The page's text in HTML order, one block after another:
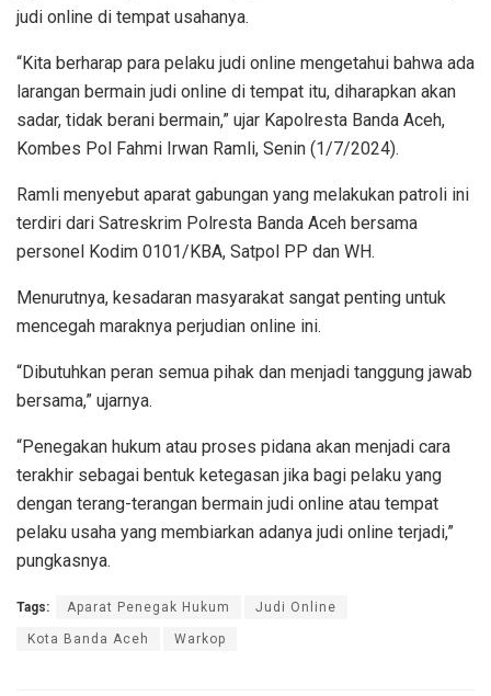
judi online di tempat usahanya.
“Kita berharap para pelaku judi online mengetahui bahwa ada
larangan bermain judi online di tempat itu, diharapkan akan
sadar, tidak berani bermain,” ujar Kapolresta Banda Aceh,
Kombes Pol Fahmi Irwan Ramli, Senin (1/7/2024).
Ramli menyebut aparat gabungan yang melakukan patroli ini
terdiri dari Satreskrim Polresta Banda Aceh bersama
personel Kodim 0101/KBA, Satpol PP dan WH.
Menurutnya, kesadaran masyarakat sangat penting untuk
mencegah maraknya perjudian online ini.
“Dibutuhkan peran semua pihak dan menjadi tanggung jawab
bersama,” ujarnya.
“Penegakan hukum atau proses pidana akan menjadi cara
terakhir sebagai bentuk ketegasan jika bagi pelaku yang
dengan terang-terangan bermain judi online atau tempat
pelaku usaha yang membiarkan adanya judi online terjadi,”
pungkasnya.
Tags: Aparat Penegak Hukum Judi Online
Kota Banda Aceh Warkop